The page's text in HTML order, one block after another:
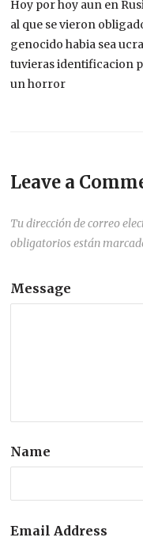
Hoy por hoy aun en
al que se vieron
genocido habia sea
tuvieras identificacion
un horror
Leave a
Tu dirección de correo
obligatorios están
Message
Name
Email Address